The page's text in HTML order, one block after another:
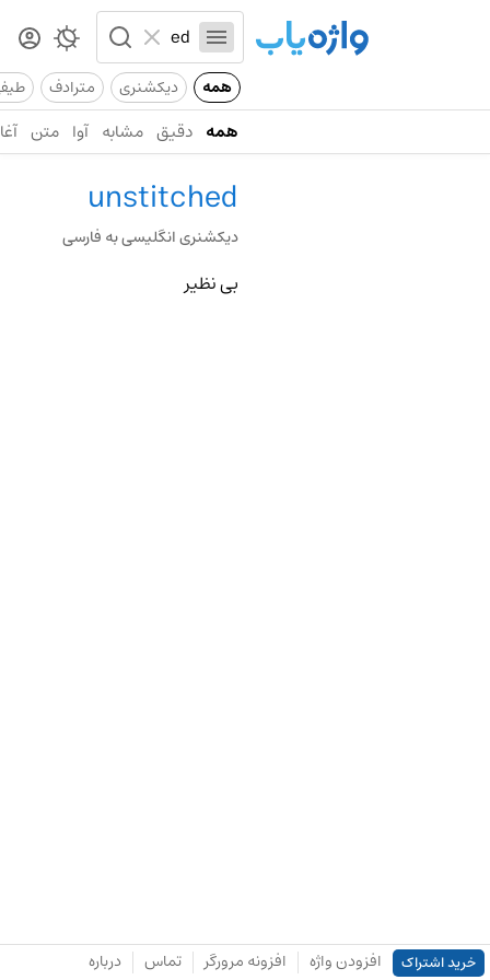
همه دیکشنری مترادف
همه دقیق مشابه آوا متن
unstitched
دیکشنری انگلیسی به فارسی
بی نظیر
خرید اشتراک افزودن واژه افزونه مرورگر تماس درباره